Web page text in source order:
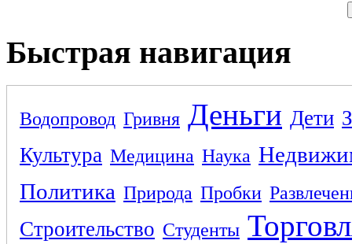
Быстрая навигация
Водопровод Гривня Деньги Дети
Культура Медицина Наука
Политика Природа Пробки
Строительство Студенты